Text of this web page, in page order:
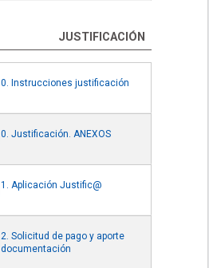
JUSTIFICACIÓN
0. Instrucciones justificación
0. Justificación. ANEXOS
1. Aplicación Justific@
2. Solicitud de pago y aporte
documentación